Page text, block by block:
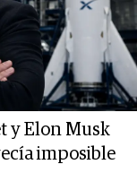
y Elon Musk
imposible